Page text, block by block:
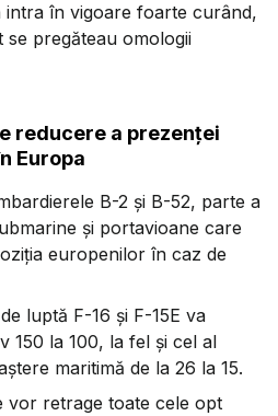
intra în vigoare foarte curând,
se pregăteau omologii
reducere a prezenței
Europa
B-2 și B-52, parte a
și portavioane care
europenilor în caz de
luptă F-16 și F-15E va
150 la 100, la fel și cel al
maritimă de la 26 la 15.
vor retrage toate cele opt